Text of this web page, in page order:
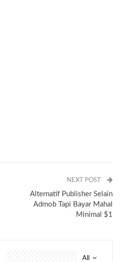
NEXT POST
Alternatif Publisher Selain
Admob Tapi Bayar Mahal
Minimal $1
All